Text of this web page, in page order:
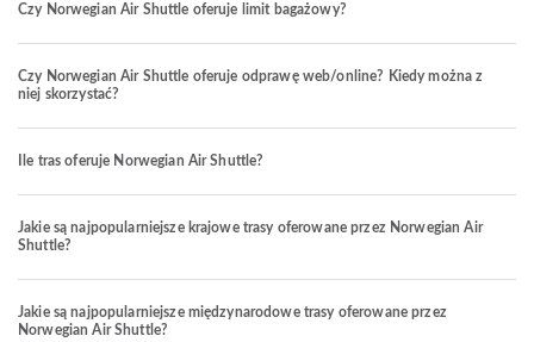
Czy Norwegian Air Shuttle oferuje limit bagażowy?
Czy Norwegian Air Shuttle oferuje odprawę web/online? Kiedy można z
niej skorzystać?
Ile tras oferuje Norwegian Air Shuttle?
Jakie są najpopularniejsze krajowe trasy oferowane przez Norwegian Air
Shuttle?
Jakie są najpopularniejsze międzynarodowe trasy oferowane przez
Norwegian Air Shuttle?